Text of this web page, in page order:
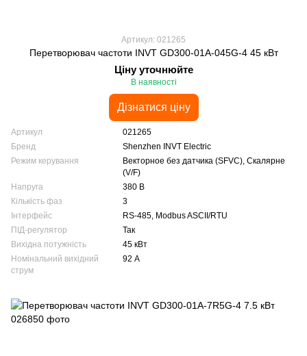
Артикул: 021265
Перетворювач частоти INVT GD300-01A-045G-4 45 кВт
Ціну уточнюйте
В наявності
Дізнатися ціну
Артикул
021265
Бренд
Shenzhen INVT Electric
Режим керування
Векторное без датчика (SFVC), Скалярне
(V/F)
Напруга
380 В
Кількість фаз
3
Інтерфейс
RS-485, Modbus ASCII/RTU
ПІД-регулятор
Так
Вихідна потужність
45 кВт
Номінальний вихідний
струм
92 А